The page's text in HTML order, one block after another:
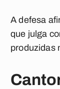
A defesa
que julga
produzidas